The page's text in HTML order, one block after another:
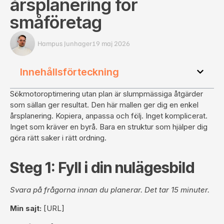
årsplanering för
småföretag
Hampus Junhager19 maj 2026
Innehållsförteckning
Sökmotoroptimering utan plan är slumpmässiga åtgärder
som sällan ger resultat. Den här mallen ger dig en enkel
årsplanering. Kopiera, anpassa och följ. Inget komplicerat.
Inget som kräver en byrå. Bara en struktur som hjälper dig
göra rätt saker i rätt ordning.
Steg 1: Fyll i din nulägesbild
Svara på frågorna innan du planerar. Det tar 15 minuter.
Min sajt: [URL]